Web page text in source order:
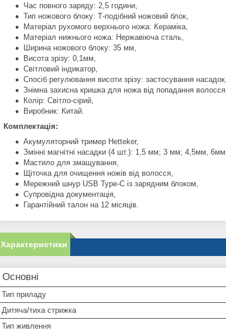
Час повного заряду: 2,5 години,
Тип ножового блоку: Т-подібний ножовий блок,
Матеріал рухомого верхнього ножа: Кераміка,
Матеріал нижнього ножа: Нержавіюча сталь,
Ширина ножового блоку: 35 мм,
Висота зрізу: 0,1мм,
Світловий індикатор,
Спосіб регулювання висоти зрізу: застосування насадок,
Знімна захисна кришка для ножа від попадання волосся,
Колір: Світло-сірий,
Виробник: Китай.
Комплектація:
Акумуляторний тример Hetteker,
Змінні магнітні насадки (4 шт.): 1,5 мм; 3 мм; 4,5мм, 6мм,
Мастило для змащування,
Щіточка для очищення ножів від волосся,
Мережний шнур USB Type-C із зарядним блоком,
Супровідна документація,
Гарантійний талон на 12 місяців.
Характеристики
Основні
Тип приладу
Дитяча/тиха стрижка
Тип живлення